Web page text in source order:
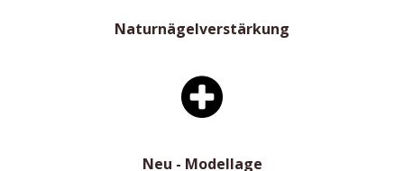
Naturnägelverstärkung
Neu - Modellage